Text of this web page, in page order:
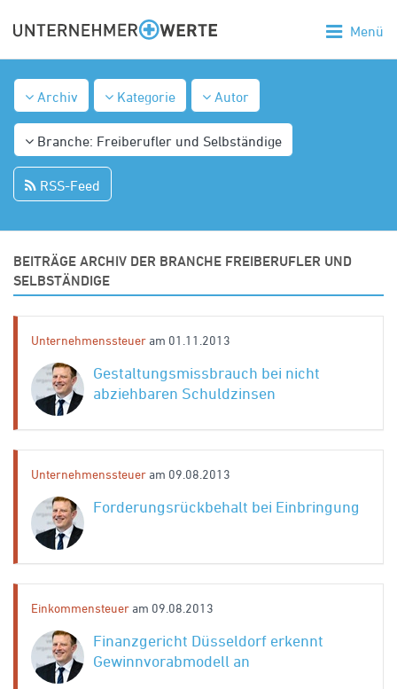
Menü
Archiv Kategorie Autor
Branche: Freiberufler und Selbständige
RSS-Feed
BEITRÄGE ARCHIV DER BRANCHE FREIBERUFLER UND
SELBSTÄNDIGE
Unternehmenssteuer am 01.11.2013
Gestaltungsmissbrauch bei nicht
abziehbaren Schuldzinsen
Unternehmenssteuer am 09.08.2013
Forderungsrückbehalt bei Einbringung
Einkommensteuer am 09.08.2013
Finanzgericht Düsseldorf erkennt
Gewinnvorabmodell an